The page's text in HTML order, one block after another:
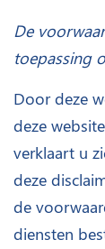
De
toepassing
Door deze
deze
verklaart u
deze
de
diensten